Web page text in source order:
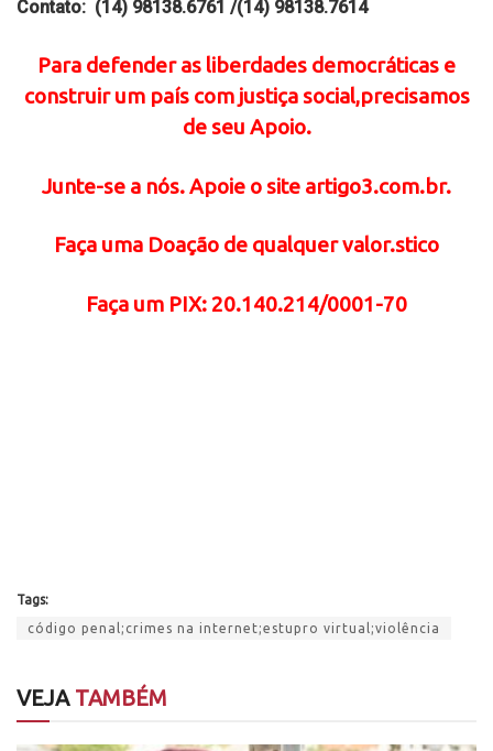
Contato: (14) 98138.6761 /(14) 98138.7614
Para defender as liberdades democráticas e
construir um país com justiça social,precisamos
de seu Apoio.
Junte-se a nós. Apoie o site artigo3.com.br.
Faça uma Doação de qualquer valor.stico
Faça um PIX: 20.140.214/0001-70
Tags:
código penal;crimes na internet;estupro virtual;violência
VEJATAMBÉM